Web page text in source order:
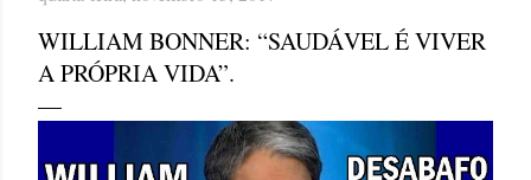
WILLIAM BONNER: “SAUDÁVEL É VIVER
A PRÓPRIA VIDA”.